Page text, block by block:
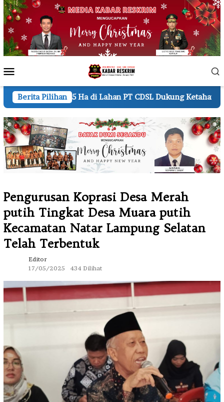
Loncat
ke
konten
Mobile
Berita Pilihan
PT CDSL Dukung Ketahanan Pangan Nasional
Pengurusan Koprasi Desa Merah
putih Tingkat Desa Muara putih
Kecamatan Natar Lampung Selatan
Telah Terbentuk
Editor
17/05/2025
434 Dilihat